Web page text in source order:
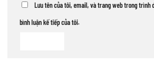
Lưu tên của tôi, email, và trang web trong trình
bình luận kế tiếp của tôi.